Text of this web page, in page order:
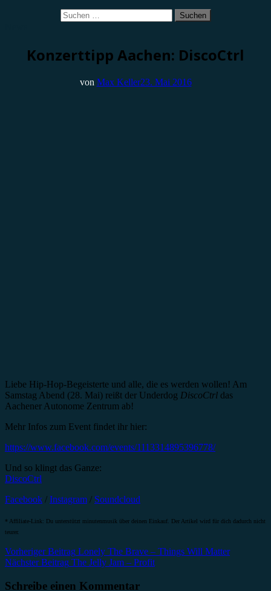
Suchen
nach:
Konzerttipp Aachen: DiscoCtrl
von Max Keller23. Mai 2016
Liebe Hip-Hop-Begeisterte und alle, die es werden wollen! Am
Samstag Abend (28. Mai) reißt der Underdog DiscoCtrl das
Aachener Autonome Zentrum ab!
Mehr Infos zum Event findet ihr hier:
https://www.facebook.com/events/1113314895396778/
Und so klingt das Ganze:
DiscoCtrl
Facebook / Instagram / Soundcloud
* Affiliate-Link: Du unterstützt minutenmusik über deinen Einkauf. Der Artikel wird für dich dadurch nicht
teurer.
Beitragsnavigation
Vorheriger Beitrag Lonely The Brave – Things Will Matter
Nächster Beitrag The Jelly Jam – Profit
Schreibe einen Kommentar